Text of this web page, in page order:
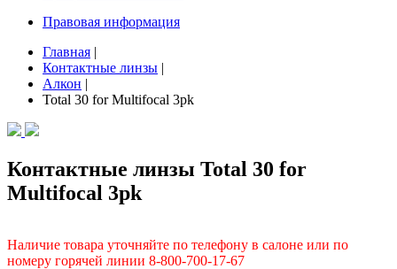
Правовая информация
Главная |
Контактные линзы |
Алкон |
Total 30 for Multifocal 3pk
Контактные линзы Total 30 for
Multifocal 3pk
Наличие товара уточняйте по телефону в салоне или по
номеру горячей линии 8-800-700-17-67